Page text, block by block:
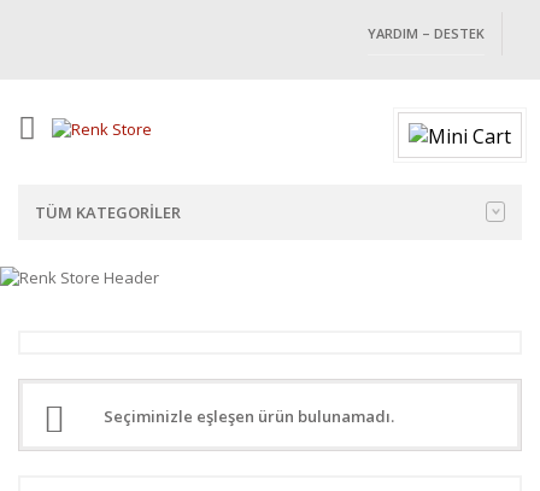
YARDIM – DESTEK
TÜM KATEGORILER
Seçiminizle eşleşen ürün bulunamadı.